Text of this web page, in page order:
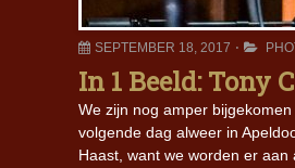
SEPTEMBER 18, 2017
In 1 Beeld: Tony
We zijn nog amper
volgende dag alweer in
Haast, want we worden er